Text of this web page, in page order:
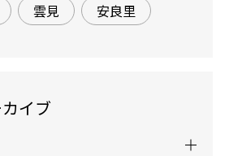
雲見 安良里
イブ